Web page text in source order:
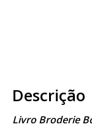
Descrição
Livro Broderie